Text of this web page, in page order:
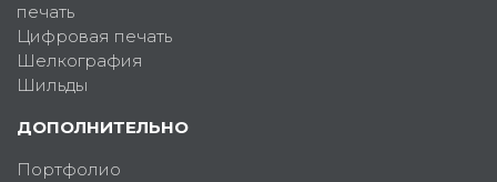
печать
Цифровая печать
Шелкография
Шильды
ДОПОЛНИТЕЛЬНО
Портфолио